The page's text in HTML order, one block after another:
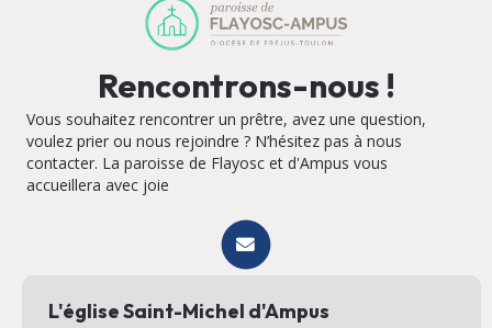
Rencontrons-nous !
Vous souhaitez rencontrer un prêtre, avez une question,
voulez prier ou nous rejoindre ? N’hésitez pas à nous
contacter. La paroisse de Flayosc et d'Ampus vous
accueillera avec joie
L'église Saint-Michel d'Ampus